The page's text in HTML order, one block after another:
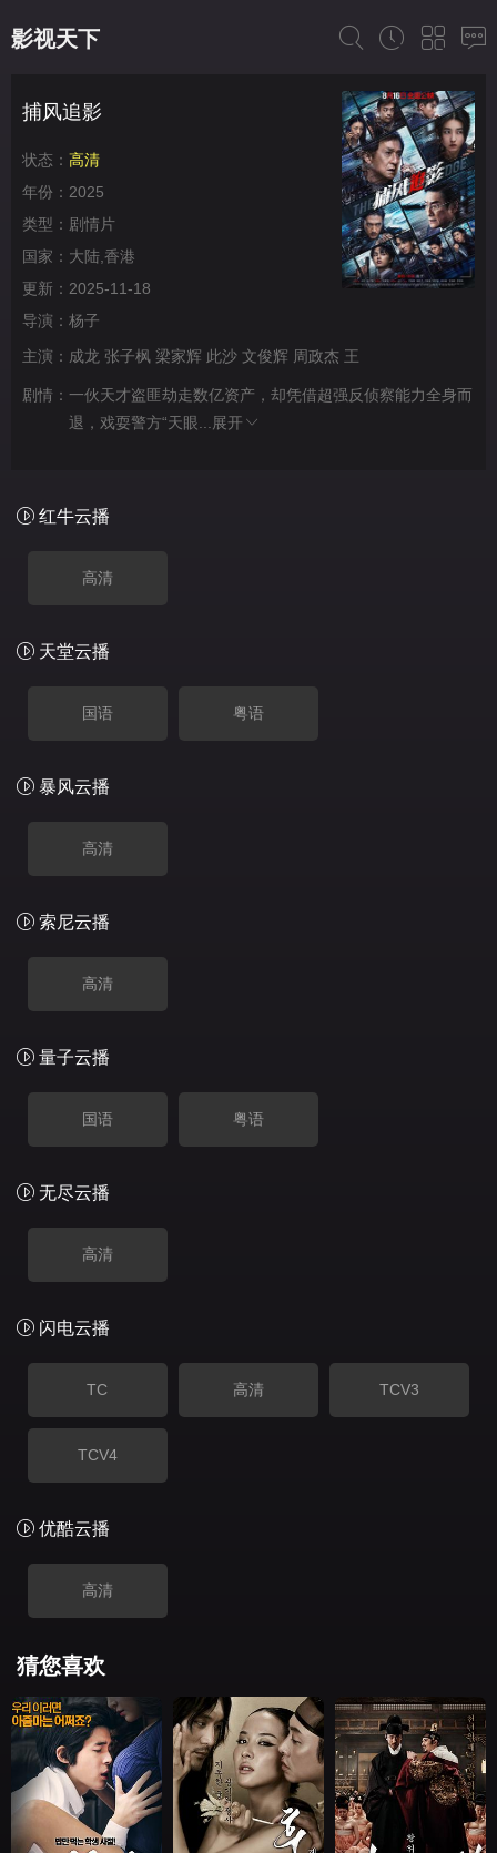
影视天下
捕风追影
状态： 高清
年份： 2025
类型： 剧情片
国家： 大陆,香港
更新： 2025-11-18
导演： 杨子
主演： 成龙 张子枫 梁家辉 此沙 文俊辉 周政杰 王
剧情： 一伙天才盗匪劫走数亿资产，却凭借超强反侦察能力全身而
退，戏耍警方“天眼...
展开
红牛云播
高清
天堂云播
国语 粤语
暴风云播
高清
索尼云播
高清
量子云播
国语 粤语
无尽云播
高清
闪电云播
TC 高清 TCV3
TCV4
优酷云播
高清
猜您喜欢